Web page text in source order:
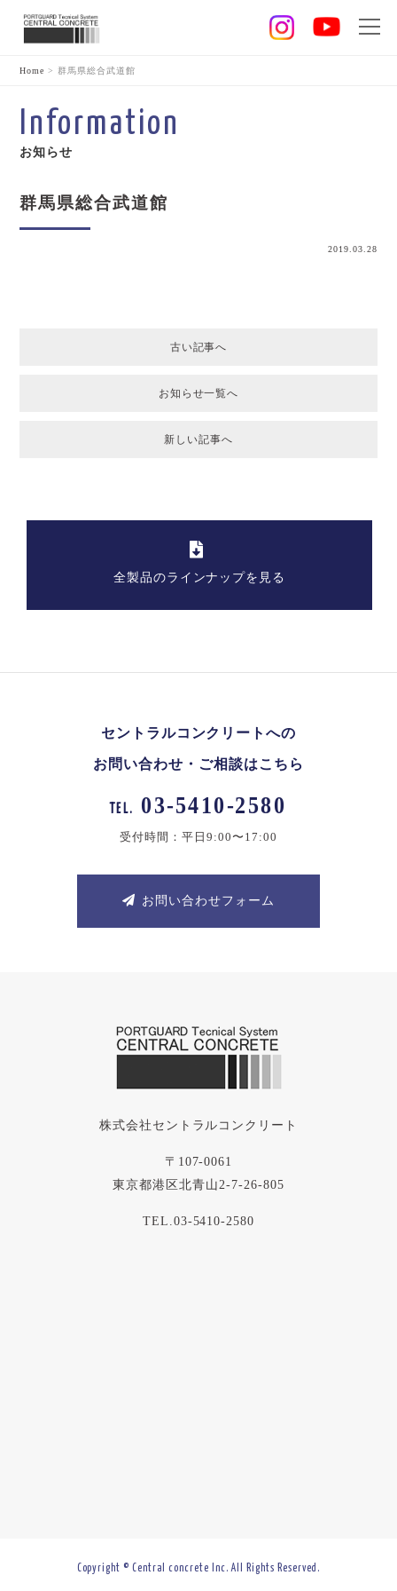
Home >群馬県総合武道館
Information
お知らせ
群馬県総合武道館
2019.03.28
古い記事へ
お知らせ一覧へ
新しい記事へ
全製品のラインナップを見る
セントラルコンクリートへの
お問い合わせ・ご相談はこちら
TEL. 03-5410-2580
受付時間：平日9:00〜17:00
お問い合わせフォーム
株式会社セントラルコンクリート
〒107-0061
東京都港区北青山2-7-26-805
TEL.03-5410-2580
Copyright © Central concrete Inc. All Rights Reserved.